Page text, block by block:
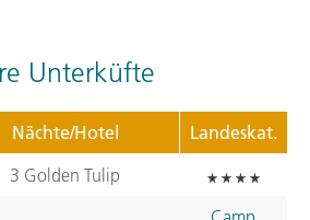
Unterküfte
Nächte/Hotel
Landeskat.
3 Golden Tulip